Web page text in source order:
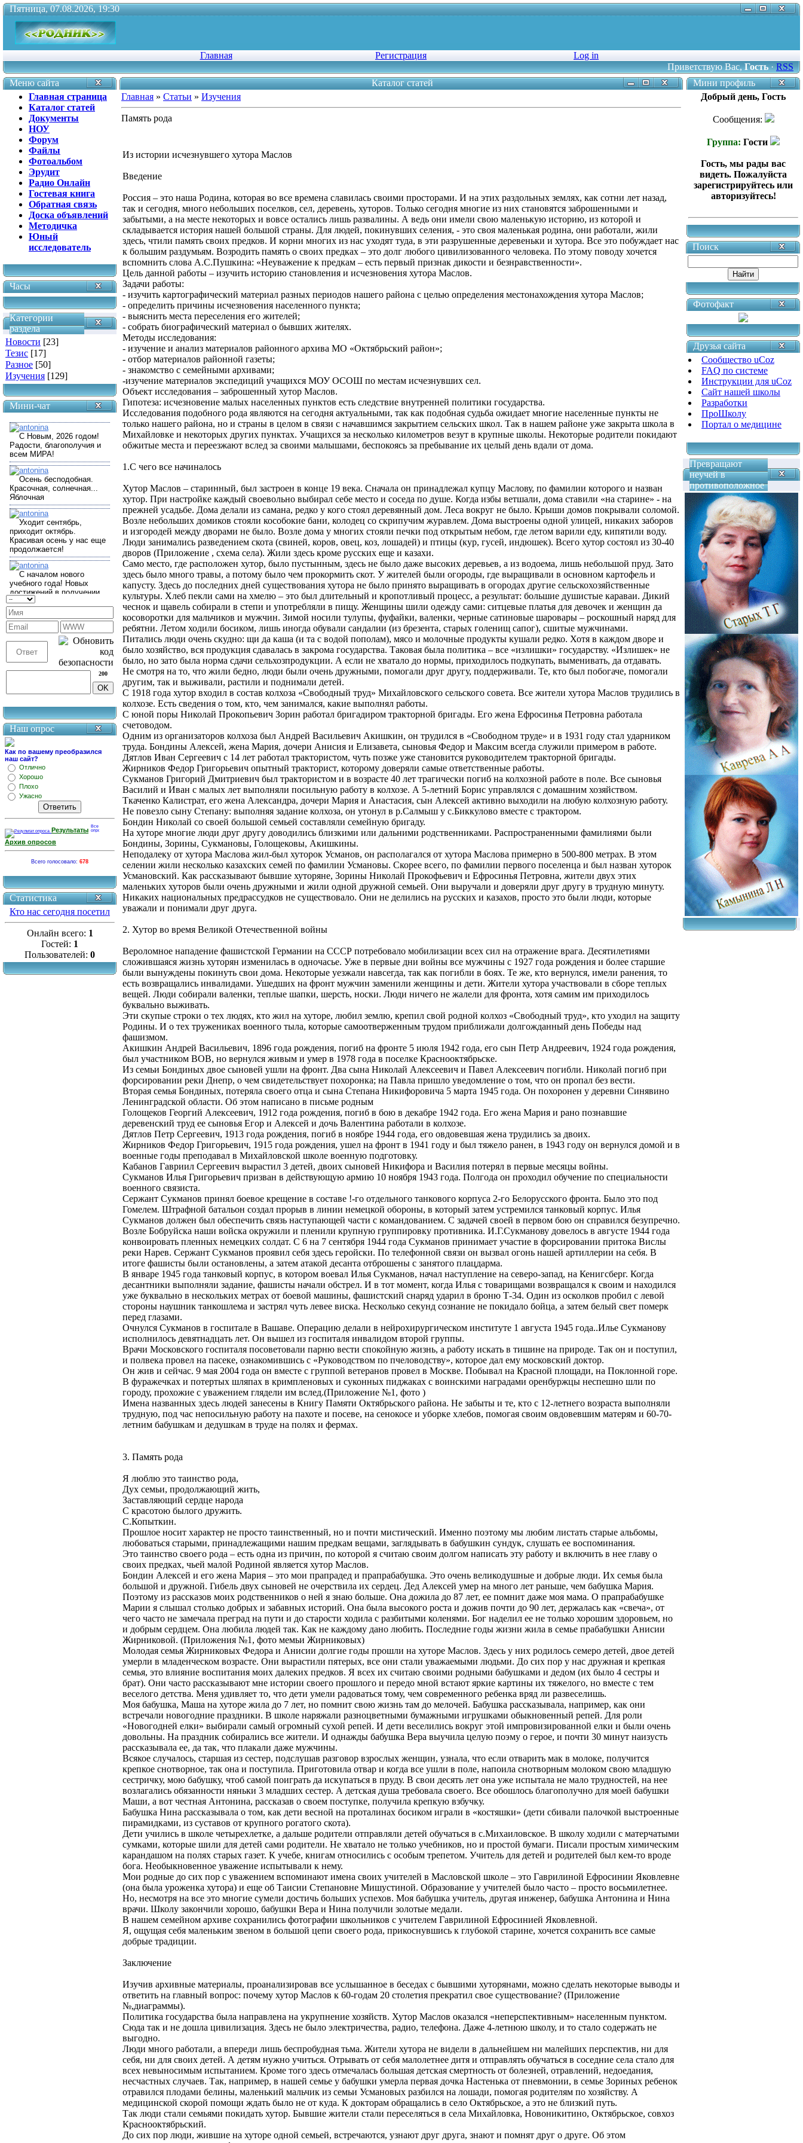
Пятница, 07.08.2026, 19:30
Главная Регистрация
Log in
Приветствую Вас,Гость·RSS
Меню сайта
Главная страница
Каталог статей
Документы
НОУ
Форум
Файлы
Фотоальбом
Эрудит
Радио Онлайн
Гостевая книга
Обратная связь
Доска объявлений
Методичка
Юный
исследователь
Часы
Категории
раздела
Новости [23]
Тезис [17]
Разное [50]
Изучения [129]
Мини-чат
200
Наш опрос
Как по вашему преобразился
наш сайт?
Отлично
Хорошо
Плохо
Ужасно
Результаты
Архив опросов
Всего голосовало: 678
Статистика
Кто нас сегодня посетил
Онлайн всего: 1
Гостей: 1
Пользователей: 0
Каталог статей
Главная » Статьи » Изучения
Память рода
Из истории исчезнувшего хутора Маслов
Введение
Россия – это наша Родина, которая во все времена славилась своими просторами. И на этих раздольных землях, как сотни лет назад,
так и сегодня, много небольших поселков, сел, деревень, хуторов. Только сегодня многие из них становятся заброшенными и
забытыми, а на месте некоторых и вовсе остались лишь развалины. А ведь они имели свою маленькую историю, из которой и
складывается история нашей большой страны. Для людей, покинувших селения, - это своя маленькая родина, они работали, жили
здесь, чтили память своих предков. И корни многих из нас уходят туда, в эти разрушенные деревеньки и хутора. Все это побуждает нас
к большим раздумьям. Возродить память о своих предках – это долг любого цивилизованного человека. По этому поводу хочется
вспомнить слова А.С.Пушкина: «Неуважение к предкам – есть первый признак дикости и безнравственности».
Цель данной работы – изучить историю становления и исчезновения хутора Маслов.
Задачи работы:
- изучить картографический материал разных периодов нашего района с целью определения местонахождения хутора Маслов;
- определить причины исчезновения населенного пункта;
- выяснить места переселения его жителей;
- собрать биографический материал о бывших жителях.
Методы исследования:
- изучение и анализ материалов районного архива МО «Октябрьский район»;
- отбор материалов районной газеты;
- знакомство с семейными архивами;
-изучение материалов экспедиций учащихся МОУ ОСОШ по местам исчезнувших сел.
Объект исследования – заброшенный хутор Маслов.
Гипотеза: исчезновение малых населенных пунктов есть следствие внутренней политики государства.
Исследования подобного рода являются на сегодня актуальными, так как подобная судьба ожидает многие населенные пункты не
только нашего района, но и страны в целом в связи с начавшимся закрытием сельских школ. Так в нашем районе уже закрыта школа в
Михайловке и некоторых других пунктах. Учащихся за несколько километров везут в крупные школы. Некоторые родители покидают
обжитые места и переезжают вслед за своими малышами, беспокоясь за пребывание их целый день вдали от дома.
1.С чего все начиналось
Хутор Маслов – старинный, был застроен в конце 19 века. Сначала он принадлежал купцу Маслову, по фамилии которого и назван
хутор. При настройке каждый своевольно выбирал себе место и соседа по душе. Когда избы ветшали, дома ставили «на старине» - на
прежней усадьбе. Дома делали из самана, редко у кого стоял деревянный дом. Леса вокруг не было. Крыши домов покрывали соломой.
Возле небольших домиков стояли кособокие бани, колодец со скрипучим журавлем. Дома выстроены одной улицей, никаких заборов
и изгородей между дворами не было. Возле дома у многих стояли печки под открытым небом, где летом варили еду, кипятили воду.
Люди занимались разведением скота (свиней, коров, овец, коз, лошадей) и птицы (кур, гусей, индюшек). Всего хутор состоял из 30-40
дворов (Приложение , схема села). Жили здесь кроме русских еще и казахи.
Само место, где расположен хутор, было пустынным, здесь не было даже высоких деревьев, а из водоема, лишь небольшой пруд. Зато
здесь было много травы, а потому было чем прокормить скот. У жителей были огороды, где выращивали в основном картофель и
капусту. Здесь до последних дней существования хутора не было принято выращивать в огородах другие сельскохозяйственные
культуры. Хлеб пекли сами на хмелю – это был длительный и кропотливый процесс, а результат: большие душистые караваи. Дикий
чеснок и щавель собирали в степи и употребляли в пищу. Женщины шили одежду сами: ситцевые платья для девочек и женщин да
косоворотки для мальчиков и мужчин. Зимой носили тулупы, фуфайки, валенки, черные сатиновые шаровары – роскошный наряд для
ребятни. Летом ходили босиком, лишь иногда обували сандалии (из брезента, старых голенищ сапог), сшитые мужчинами.
Питались люди очень скудно: щи да каша (и та с водой пополам), мясо и молочные продукты кушали редко. Хотя в каждом дворе и
было хозяйство, вся продукция сдавалась в закрома государства. Таковая была политика – все «излишки» государству. «Излишек» не
было, но зато была норма сдачи сельхозпродукции. А если не хватало до нормы, приходилось подкупать, выменивать, да отдавать.
Не смотря на то, что жили бедно, люди были очень дружными, помогали друг другу, поддерживали. Те, кто был побогаче, помогали
другим, так и выживали, растили и поднимали детей.
С 1918 года хутор входил в состав колхоза «Свободный труд» Михайловского сельского совета. Все жители хутора Маслов трудились в
колхозе. Есть сведения о том, кто, чем занимался, какие выполнял работы.
С юной поры Николай Прокопьевич Зорин работал бригадиром тракторной бригады. Его жена Ефросинья Петровна работала
счетоводом.
Одним из организаторов колхоза был Андрей Васильевич Акишкин, он трудился в «Свободном труде» и в 1931 году стал ударником
труда. Бондины Алексей, жена Мария, дочери Анисия и Елизавета, сыновья Федор и Максим всегда служили примером в работе.
Дятлов Иван Сергеевич с 14 лет работал трактористом, чуть позже уже становится руководителем тракторной бригады.
Жирников Федор Григорьевич опытный тракторист, которому доверяли самые ответственные работы.
Сукманов Григорий Дмитриевич был трактористом и в возрасте 40 лет трагически погиб на колхозной работе в поле. Все сыновья
Василий и Иван с малых лет выполняли посильную работу в колхозе. А 5-летний Борис управлялся с домашним хозяйством.
Ткаченко Калистрат, его жена Александра, дочери Мария и Анастасия, сын Алексей активно выходили на любую колхозную работу.
Не повезло сыну Степану: выполняя задание колхоза, он утонул в р.Салмыш у с.Биккулово вместе с трактором.
Бондин Николай со своей большой семьей составляли семейную бригаду.
На хуторе многие люди друг другу доводились близкими или дальними родственниками. Распространенными фамилиями были
Бондины, Зорины, Сукмановы, Голощековы, Акишкины.
Неподалеку от хутора Маслова жил-был хуторок Усманов, он располагался от хутора Маслова примерно в 500-800 метрах. В этом
селении жили несколько казахских семей по фамилии Усмановы. Скорее всего, по фамилии первого поселенца и был назван хуторок
Усмановский. Как рассказывают бывшие хуторяне, Зорины Николай Прокофьевич и Ефросинья Петровна, жители двух этих
маленьких хуторов были очень дружными и жили одной дружной семьей. Они выручали и доверяли друг другу в трудную минуту.
Никаких национальных предрассудков не существовало. Они не делились на русских и казахов, просто это были люди, которые
уважали и понимали друг друга.
2. Хутор во время Великой Отечественной войны
Вероломное нападение фашистской Германии на СССР потребовало мобилизации всех сил на отражение врага. Десятилетиями
сложившаяся жизнь хуторян изменилась в одночасье. Уже в первые дни войны все мужчины с 1927 года рождения и более старшие
были вынуждены покинуть свои дома. Некоторые уезжали навсегда, так как погибли в боях. Те же, кто вернулся, имели ранения, то
есть возвращались инвалидами. Ушедших на фронт мужчин заменили женщины и дети. Жители хутора участвовали в сборе теплых
вещей. Люди собирали валенки, теплые шапки, шерсть, носки. Люди ничего не жалели для фронта, хотя самим им приходилось
буквально выживать.
Эти скупые строки о тех людях, кто жил на хуторе, любил землю, крепил свой родной колхоз «Свободный труд», кто уходил на защиту
Родины. И о тех тружениках военного тыла, которые самоотверженным трудом приближали долгожданный день Победы над
фашизмом.
Акишкин Андрей Васильевич, 1896 года рождения, погиб на фронте 5 июля 1942 года, его сын Петр Андреевич, 1924 года рождения,
был участником ВОВ, но вернулся живым и умер в 1978 года в поселке Краснооктябрьске.
Из семьи Бондиных двое сыновей ушли на фронт. Два сына Николай Алексеевич и Павел Алексеевич погибли. Николай погиб при
форсировании реки Днепр, о чем свидетельствует похоронка; на Павла пришло уведомление о том, что он пропал без вести.
Вторая семья Бондиных, потеряла своего отца и сына Степана Никифоровича 5 марта 1945 года. Он похоронен у деревни Синявино
Ленинградской области. Об этом написано в письме родным
Голощеков Георгий Алексеевич, 1912 года рождения, погиб в бою в декабре 1942 года. Его жена Мария и рано познавшие
деревенский труд ее сыновья Егор и Алексей и дочь Валентина работали в колхозе.
Дятлов Петр Сергеевич, 1913 года рождения, погиб в ноябре 1944 года, его овдовевшая жена трудились за двоих.
Жирников Федор Григорьевич, 1915 года рождения, ушел на фронт в 1941 году и был тяжело ранен, в 1943 году он вернулся домой и в
военные годы преподавал в Михайловской школе военную подготовку.
Кабанов Гавриил Сергеевич вырастил 3 детей, двоих сыновей Никифора и Василия потерял в первые месяцы войны.
Сукманов Илья Григорьевич призван в действующую армию 10 ноября 1943 года. Полгода он проходил обучение по специальности
военного связиста.
Сержант Сукманов принял боевое крещение в составе !-го отдельного танкового корпуса 2-го Белорусского фронта. Было это под
Гомелем. Штрафной батальон создал прорыв в линии немецкой обороны, в который затем устремился танковый корпус. Илья
Сукманов должен был обеспечить связь наступающей части с командованием. С задачей своей в первом бою он справился безупречно.
Возле Бобруйска наши войска окружили и пленили крупную группировку противника. И.Г.Сукманову довелось в августе 1944 года
конвоировать пленных немецких солдат. С 6 на 7 сентября 1944 года Сукманов принимает участие в форсировании притока Вислы
реки Нарев. Сержант Сукманов проявил себя здесь геройски. По телефонной связи он вызвал огонь нашей артиллерии на себя. В
итоге фашисты были остановлены, а затем атакой десанта отброшены с занятого плацдарма.
В январе 1945 года танковый корпус, в котором воевал Илья Сукманов, начал наступление на северо-запад, на Кенигсберг. Когда
десантники выполняли задание, фашисты начали обстрел. И в тот момент, когда Илья с товарищами возвращался к своим и находился
уже буквально в нескольких метрах от боевой машины, фашистский снаряд ударил в броню Т-34. Один из осколков пробил с левой
стороны наушник танкошлема и застрял чуть левее виска. Несколько секунд сознание не покидало бойца, а затем белый свет померк
перед глазами.
Очнулся Сукманов в госпитале в Вашаве. Операцию делали в нейрохирургическом институте 1 августа 1945 года..Илье Сукманову
исполнилось девятнадцать лет. Он вышел из госпиталя инвалидом второй группы.
Врачи Московского госпиталя посоветовали парню вести спокойную жизнь, а работу искать в тишине на природе. Так он и поступил,
и полвека провел на пасеке, ознакомившись с «Руководством по пчеловодству», которое дал ему московский доктор.
Он жив и сейчас. 9 мая 2004 года он вместе с группой ветеранов провел в Москве. Побывал на Красной площади, на Поклонной горе.
В фуражечках и потертых шляпах в кримпленовых и суконных пиджаках с воинскими наградами оренбуржцы неспешно шли по
городу, прохожие с уважением глядели им вслед.(Приложение №1, фото )
Имена названных здесь людей занесены в Книгу Памяти Октябрьского района. Не забыты и те, кто с 12-летнего возраста выполняли
трудную, под час непосильную работу на пахоте и посеве, на сенокосе и уборке хлебов, помогая своим овдовевшим матерям и 60-70-
летним бабушкам и дедушкам в труде на полях и фермах.
3. Память рода
Я люблю это таинство рода,
Дух семьи, продолжающий жить,
Заставляющий сердце народа
С красотою былого дружить.
С.Копыткин.
Прошлое носит характер не просто таинственный, но и почти мистический. Именно поэтому мы любим листать старые альбомы,
любоваться старыми, принадлежащими нашим предкам вещами, заглядывать в бабушкин сундук, слушать ее воспоминания.
Это таинство своего рода – есть одна из причин, по которой я считаю своим долгом написать эту работу и включить в нее главу о
своих предках, чьей малой Родиной является хутор Маслов.
Бондин Алексей и его жена Мария – это мои прапрадед и прапрабабушка. Это очень великодушные и добрые люди. Их семья была
большой и дружной. Гибель двух сыновей не очерствила их сердец. Дед Алексей умер на много лет раньше, чем бабушка Мария.
Поэтому из рассказов моих родственников о ней я знаю больше. Она дожила до 87 лет, ее помнит даже моя мама. О прапрабабушке
Марии я слышал столько добрых и забавных историй. Она была высокого роста и дожив почти до 90 лет, держалась как «свеча», от
чего часто не замечала преград на пути и до старости ходила с разбитыми коленями. Бог наделил ее не только хорошим здоровьем, но
и добрым сердцем. Она любила людей так. Как не каждому дано любить. Последние годы жизни жила в семье прабабушки Анисии
Жирниковой. (Приложения №1, фото мемьи Жирниковых)
Молодая семья Жирниковых Федора и Анисии долгие годы прошли на хуторе Маслов. Здесь у них родилось семеро детей, двое детей
умерли в младенческом возрасте. Они вырастили пятерых, все они стали уважаемыми людьми. До сих пор у нас дружная и крепкая
семья, это влияние воспитания моих далеких предков. Я всех их считаю своими родными бабушками и дедом (их было 4 сестры и
брат). Они часто рассказывают мне истории своего прошлого и передо мной встают яркие картины их тяжелого, но вместе с тем
веселого детства. Меня удивляет то, что дети умели радоваться тому, чем современного ребенка вряд ли развеселишь.
Моя бабушка, Маша на хуторе жила до 7 лет, но помнит свою жизнь там до мелочей. Бабушка рассказывала, например, как они
встречали новогодние праздники. В школе наряжали разноцветными бумажными игрушками обыкновенный репей. Для роли
«Новогодней елки» выбирали самый огромный сухой репей. И дети веселились вокруг этой импровизированной елки и были очень
довольны. На праздник собирались все жители. И однажды бабушка Вера выучила целую поэму о герое, и почти 30 минут наизусть
рассказывала ее, да так, что плакали даже мужчины.
Всякое случалось, старшая из сестер, подслушав разговор взрослых женщин, узнала, что если отварить мак в молоке, получится
крепкое снотворное, так она и поступила. Приготовила отвар и когда все ушли в поле, напоила снотворным молоком свою младшую
сестричку, мою бабушку, чтоб самой поиграть да искупаться в пруду. В свои десять лет она уже испытала не мало трудностей, на нее
возлагались обязанности няньки 3 младших сестер. А детская душа требовала своего. Все обошлось благополучно для моей бабушки
Маши, а вот честная Антонина, рассказав о своем поступке, получила крепкую взбучку.
Бабушка Нина рассказывала о том, как дети весной на проталинах босиком играли в «костяшки» (дети сбивали палочкой выстроенные
пирамидками, из суставов от крупного рогатого скота).
Дети учились в школе четырехлетке, а дальше родители отправляли детей обучаться в с.Михаиловское. В школу ходили с матерчатыми
сумками, которые шили для детей сами родители. Не хватало не только учебников, но и простой бумаги. Писали простым химическим
карандашом на полях старых газет. К учебе, книгам относились с особым трепетом. Учитель для детей и родителей был кем-то вроде
бога. Необыкновенное уважение испытывали к нему.
Мои родные до сих пор с уважением вспоминают имена своих учителей в Масловской школе – это Гаврилиной Ефросинии Яковлевне
(она была уроженка хутора) и еще об Таисии Степановне Мишустиной. Образование у учителей было часто – просто восьмилетнее.
Но, несмотря на все это многие сумели достичь больших успехов. Моя бабушка учитель, другая инженер, бабушка Антонина и Нина
врачи. Школу закончили хорошо, бабушки Вера и Нина получили золотые медали.
В нашем семейном архиве сохранились фотографии школьников с учителем Гаврилиной Ефросинией Яковлевной.
Я, ощущая себя маленьким звеном в большой цепи своего рода, прикоснувшись к глубокой старине, хочется сохранить все самые
добрые традиции.
Заключение
Изучив архивные материалы, проанализировав все услышанное в беседах с бывшими хуторянами, можно сделать некоторые выводы и
ответить на главный вопрос: почему хутор Маслов к 60-годам 20 столетия прекратил свое существование? (Приложение
№,диаграммы).
Политика государства была направлена на укрупнение хозяйств. Хутор Маслов оказался «неперспективным» населенным пунктом.
Сюда так и не дошла цивилизация. Здесь не было электричества, радио, телефона. Даже 4-летнюю школу, и то стало содержать не
выгодно.
Люди много работали, а впереди лишь беспробудная тьма. Жители хутора не видели в дальнейшем ни малейших перспектив, ни для
себя, ни для своих детей. А детям нужно учиться. Отрывать от себя малолетнее дитя и отправлять обучаться в соседние села стало для
всех невыносимым испытанием. Кроме того здесь отмечалась большая детская смертность от болезней, отравлений, недоедания,
несчастных случаев. Так, например, в нашей семье у бабушки умерла первая дочка Настенька от пневмонии, в семье Зориных ребенок
отравился плодами белины, маленький мальчик из семьи Усмановых разбился на лошади, помогая родителям по хозяйству. А
медицинской скорой помощи ждать было не от куда. К докторам обращались в село Октябрьское, а это не близкий путь.
Так люди стали семьями покидать хутор. Бывшие жители стали переселяться в села Михайловка, Новоникитино, Октябрьское, совхоз
Краснооктябрьский.
До сих пор люди, жившие на хуторе одной семьей, встречаются, узнают друг друга, знают и помнят друг о друге. Об этом
Мини профиль
Добрый день, Гость
Сообщения:
Группа: Гости
Гость, мы рады вас
видеть. Пожалуйста
зарегистрируйтесь или
авторизуйтесь!
Поиск
Фотофакт
Друзья сайта
Сообщество uCoz
FAQ по системе
Инструкции для uCoz
Сайт нашей школы
Разработки
ПроШколу
Портал о медицине
Превращают
неучей в
противоположное